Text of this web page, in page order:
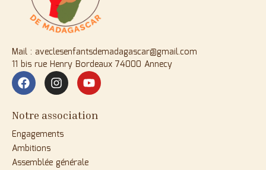
Mail : aveclesenfantsdemadagascar@gmail.com
11 bis rue Henry Bordeaux 74000 Annecy
Notre association
Engagements
Ambitions
Assemblée générale